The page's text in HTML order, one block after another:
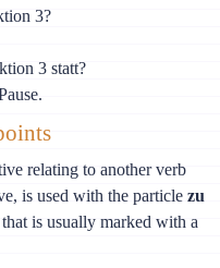
3?
3 statt?
relating to another verb
is used with the particlezu
is usually marked with a